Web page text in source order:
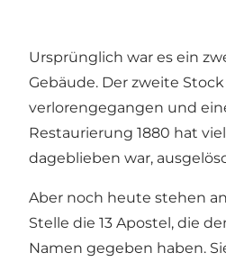
Ursprünglich war es ein
Gebäude. Der zweite
verlorengegangen und
Restaurierung 1880 hat
dageblieben war,
Aber noch heute stehen
Stelle die 13 Apostel, die
Namen gegeben haben.